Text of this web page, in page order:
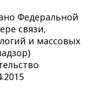
Федеральной
связи,
и массовых